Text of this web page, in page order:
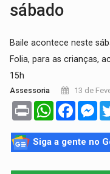
sábado
Baile acontece neste
Folia, para as crianças,
15h
Assessoria 13 de
Print WhatsApp
Siga a gente no